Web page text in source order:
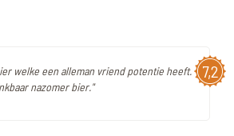
7,2
welke een alleman vriend potentie heeft.
nazomer bier."